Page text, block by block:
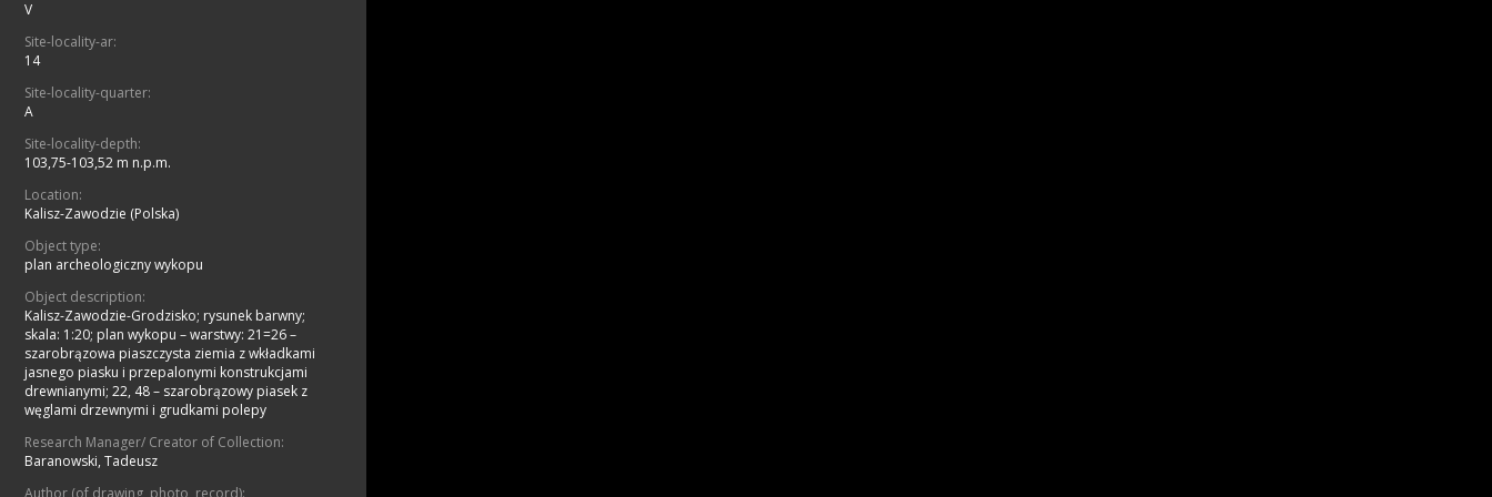
V
Site-locality-ar:
14
Site-locality-quarter:
A
Site-locality-depth:
103,75-103,52 m n.p.m.
Location:
Kalisz-Zawodzie (Polska)
Object type:
plan archeologiczny wykopu
Object description:
Kalisz-Zawodzie-Grodzisko; rysunek barwny;
skala: 1:20; plan wykopu – warstwy: 21=26 –
szarobrązowa piaszczysta ziemia z wkładkami
jasnego piasku i przepalonymi konstrukcjami
drewnianymi; 22, 48 – szarobrązowy piasek z
węglami drzewnymi i grudkami polepy
Research Manager/ Creator of Collection:
Baranowski, Tadeusz